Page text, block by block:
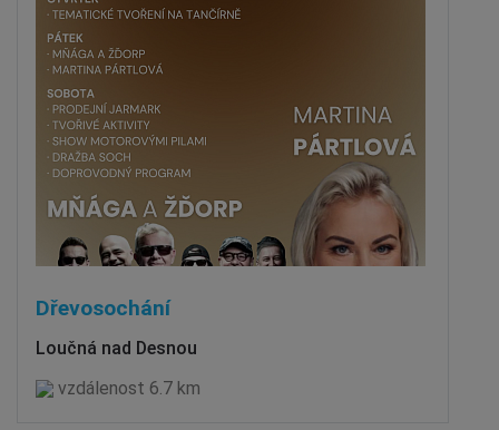
Dřevosochání
Loučná nad Desnou
vzdálenost 6.7 km